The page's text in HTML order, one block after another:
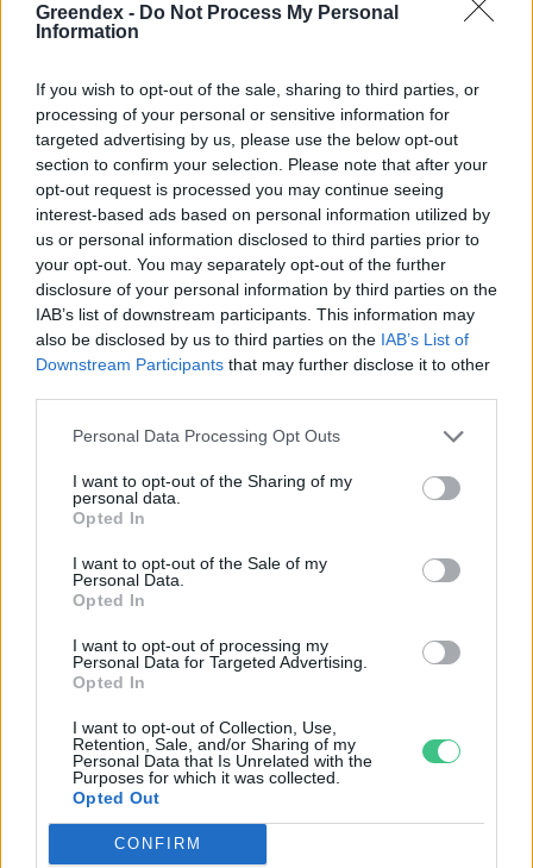
Greendex - Do Not Process My Personal
Information
If you wish to opt-out of the sale, sharing to third parties, or
processing of your personal or sensitive information for
targeted advertising by us, please use the below opt-out
section to confirm your selection. Please note that after your
opt-out request is processed you may continue seeing
interest-based ads based on personal information utilized by
us or personal information disclosed to third parties prior to
your opt-out. You may separately opt-out of the further
disclosure of your personal information by third parties on the
IAB’s list of downstream participants. This information may
also be disclosed by us to third parties on the IAB’s List of
Downstream Participants that may further disclose it to other
Personal Data Processing Opt Outs
I want to opt-out of the Sharing of my
personal data.
Opted In
I want to opt-out of the Sale of my
Personal Data.
Opted In
I want to opt-out of processing my
Personal Data for Targeted Advertising.
Opted In
I want to opt-out of Collection, Use,
Retention, Sale, and/or Sharing of my
Personal Data that Is Unrelated with the
Purposes for which it was collected.
Opted Out
CONFIRM
Szöllősi Gáborral, a Gardenfutura ügyvezetőjével beszélgettünk.
Történelmi aszály sújtja Nagy-
Britanniát is
SZEMLE
Elképesztő felvétel mutatja meg,
mekkora a különbség az áradó és a
kiszáradó Duna között